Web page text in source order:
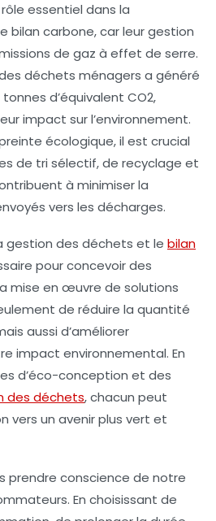
essentiel dans la
bilan carbone, car leur gestion
de gaz à effet de serre.
déchets ménagers a généré
tonnes d’équivalent CO2,
impact sur l’environnement.
écologique, il est crucial
de tri sélectif, de recyclage et
à minimiser la
vers les décharges.
gestion des déchets et le bilan
pour concevoir des
mise en œuvre de solutions
de réduire la quantité
aussi d’améliorer
impact environnemental. En
d’éco-conception et des
des déchets, chacun peut
vers un avenir plus vert et
prendre conscience de notre
En choisissant de